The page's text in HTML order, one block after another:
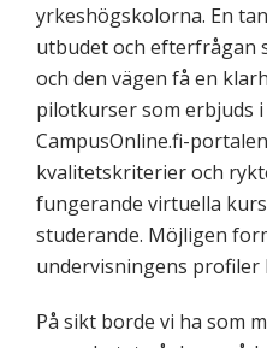
yrkeshögskolorna. En
utbudet och efterfrågan
och den vägen få en
pilotkurser som erbjuds
CampusOnline.fi-
kvalitetskriterier och
fungerande virtuella
studerande. Möjligen
undervisningens profiler
På sikt borde vi ha som